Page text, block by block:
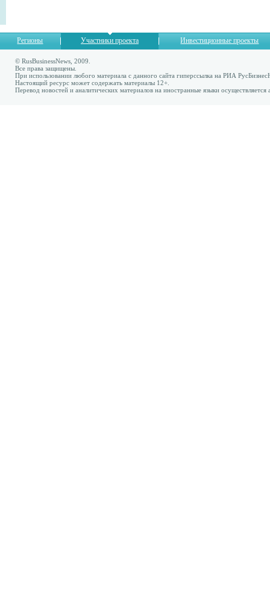
Регионы Участники проекта Инвестиционные проекты
© RusBusinessNews, 2009.
Все права защищены.
При использовании любого материала с данного сайта гиперссылка на РИА
Настоящий ресурс может содержать материалы 12+.
Перевод новостей и аналитических материалов на иностранные языки осуществляется